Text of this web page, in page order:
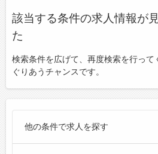
該当する条件の求人情報が
た
検索条件を広げて、再度検索を行っ
ぐりあうチャンスです。
他の条件で求人を探す